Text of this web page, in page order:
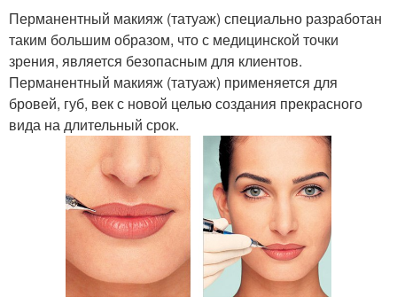
Перманентный макияж (татуаж) специально разработан
таким большим образом, что с медицинской точки
зрения, является безопасным для клиентов.
Перманентный макияж (татуаж) применяется для
бровей, губ, век с новой целью создания прекрасного
вида на длительный срок.